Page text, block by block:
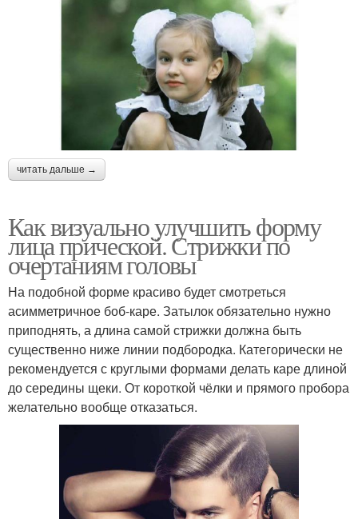
читать дальше →
Как визуально улучшить форму
лица прической. Стрижки по
очертаниям головы
На подобной форме красиво будет смотреться
асимметричное боб-каре. Затылок обязательно нужно
приподнять, а длина самой стрижки должна быть
существенно ниже линии подбородка. Категорически не
рекомендуется с круглыми формами делать каре длиной
до середины щеки. От короткой чёлки и прямого пробора
желательно вообще отказаться.